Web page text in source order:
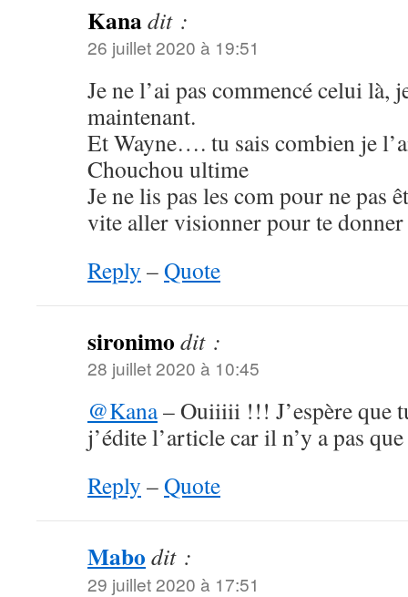
Kanadit :
26 juillet 2020 à 19:51
Je ne l’ai pas commencé celui là,
maintenant.
Et Wayne…. tu sais combien je
Chouchou ultime
Je ne lis pas les com pour ne pas
vite aller visionner pour te
Reply –Quote
sironimo dit :
28 juillet 2020 à 10:45
@Kana– Ouiiiii !!! J’espère que
j’édite l’article car il n’y a pas
Reply –Quote
Mabo dit :
29 juillet 2020 à 17:51